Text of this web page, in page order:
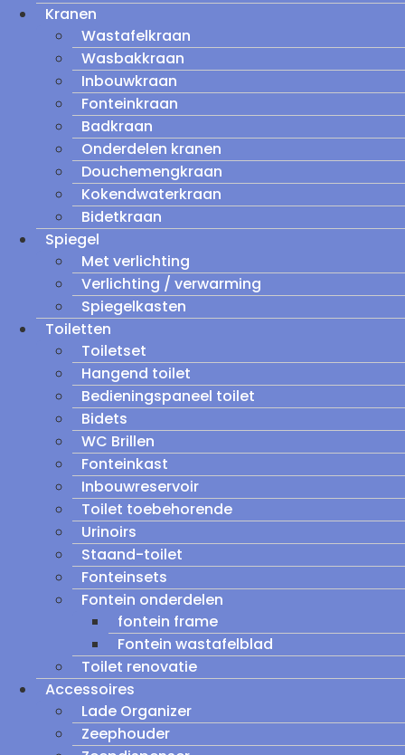
Kranen
Wastafelkraan
Wasbakkraan
Inbouwkraan
Fonteinkraan
Badkraan
Onderdelen kranen
Douchemengkraan
Kokendwaterkraan
Bidetkraan
Spiegel
Met verlichting
Verlichting / verwarming
Spiegelkasten
Toiletten
Toiletset
Hangend toilet
Bedieningspaneel toilet
Bidets
WC Brillen
Fonteinkast
Inbouwreservoir
Toilet toebehorende
Urinoirs
Staand-toilet
Fonteinsets
Fontein onderdelen
fontein frame
Fontein wastafelblad
Toilet renovatie
Accessoires
Lade Organizer
Zeephouder